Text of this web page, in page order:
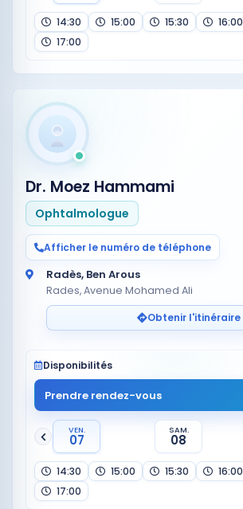
14:30 15:00 15:30 16:00
17:00
Dr. Moez Hammami
Ophtalmologue
Afficher le numéro de téléphone
Radès, Ben Arous
Rades, Avenue Mohamed Ali
Obtenir l'itinéraire
Disponibilités
Prendre rendez-vous
VEN.
07
SAM.
08
14:30 15:00 15:30 16:00
17:00